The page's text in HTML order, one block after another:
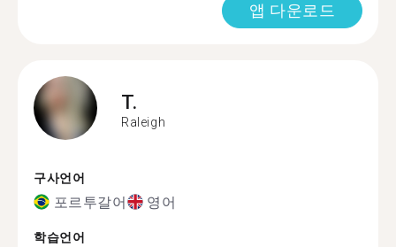
앱 다운로드
T.
Raleigh
구사언어
포르투갈어 영어
학습언어